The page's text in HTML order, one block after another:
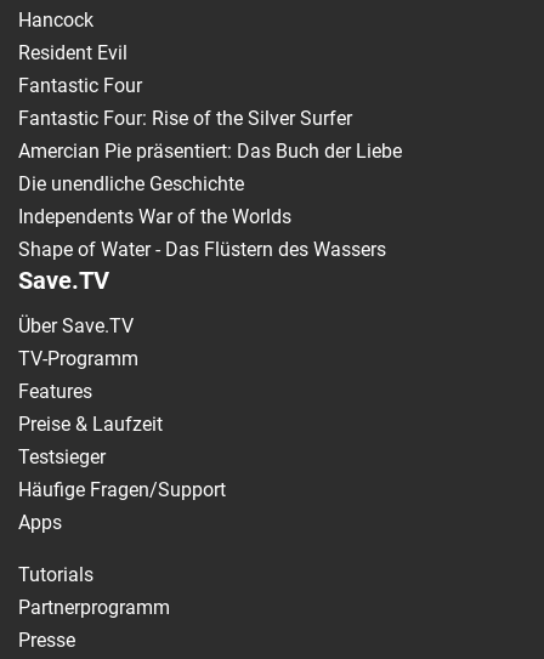
Hancock
Resident Evil
Fantastic Four
Fantastic Four: Rise of the Silver Surfer
Amercian Pie präsentiert: Das Buch der Liebe
Die unendliche Geschichte
Independents War of the Worlds
Shape of Water - Das Flüstern des Wassers
Save.TV
Über Save.TV
TV-Programm
Features
Preise & Laufzeit
Testsieger
Häufige Fragen/Support
Apps
Tutorials
Partnerprogramm
Presse